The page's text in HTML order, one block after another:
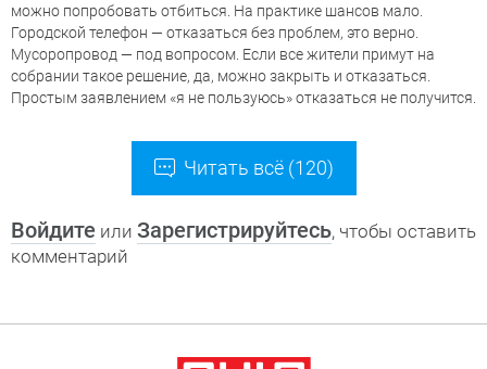
можно попробовать отбиться. На практике шансов мало.
Городской телефон — отказаться без проблем, это верно.
Мусоропровод — под вопросом. Если все жители примут на
собрании такое решение, да, можно закрыть и отказаться.
Простым заявлением «я не пользуюсь» отказаться не получится.
Читать всё (120)
Войдите или Зарегистрируйтесь, чтобы оставить
комментарий